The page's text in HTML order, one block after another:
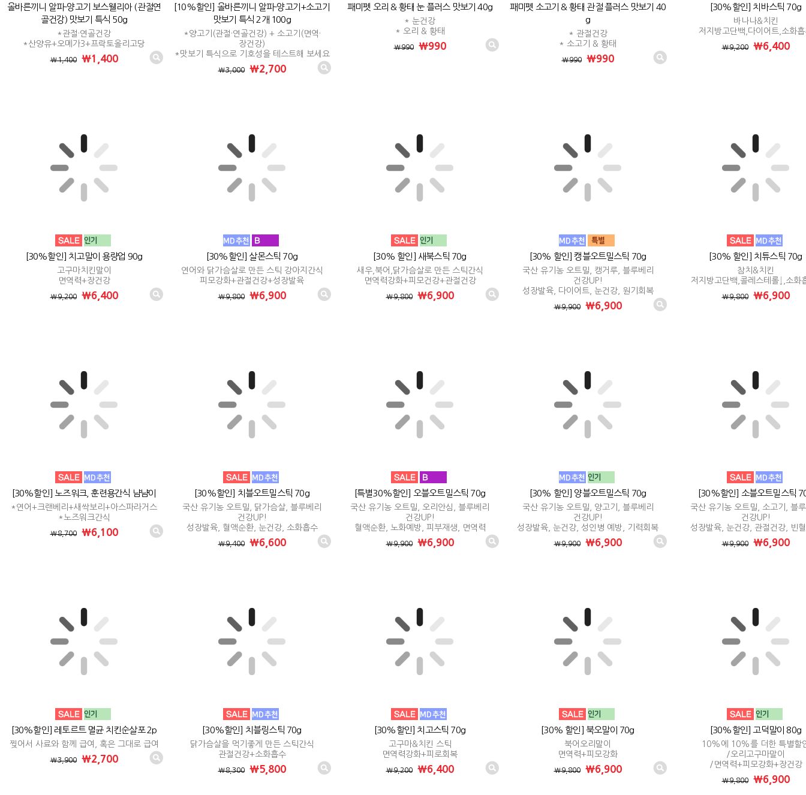
올바른끼니 알파-양고기 보스웰리아 (관절연
골건강) 맛보기 특식 50g
*관절·연골건강
*산양유+오메가3+프락토올리고당
₩1,400 ₩1,400
[10%할인] 올바른끼니 알파-양고기+소고기
맛보기 특식 2개 100g
*양고기(관절·연골건강) + 소고기(면역·
장건강)
*맛보기 특식으로 기호성을 테스트해 보세요
₩3,000 ₩2,700
패미펫 오리 & 황태 눈 플러스 맛보기 40g
* 눈건강
* 오리 & 황태
₩990 ₩990
패미펫 소고기 & 황태 관절 플러스 맛보기 40
g
* 관절건강
* 소고기 & 황태
₩990 ₩990
[30%할인] 치바스틱 70g
바나나&치킨
저지방고단백,다이어트,소화
₩9,200 ₩6,400
[30%할인] 치고말이 용량업 90g
고구마치킨말이
면역력+장건강
₩9,200 ₩6,400
[30%할인] 살몬스틱 70g
연어와 닭가슴살로 만든 스틱 강아지간식
피모강화+관절건강+성장발육
₩9,800 ₩6,900
[30% 할인] 새북스틱 70g
새우,북어,닭가슴살로 만든 스틱간식
면역력강화+피모건강+관절건강
₩9,800 ₩6,900
[30% 할인] 캥블오트밀스틱 70g
국산 유기농 오트밀, 캥거루, 블루베리
건강UP!
성장발육, 다이어트, 눈건강, 원기회복
₩9,900 ₩6,900
[30% 할인] 치튜스틱 70g
참치&치킨
저지방고단백,콜레스테롤↓,소화
₩9,800 ₩6,900
[30%할인] 노즈워크, 훈련용간식 냠냠이
*연어+크랜베리+새싹보리+아스파라거스
*노즈워크간식
₩8,700 ₩6,100
[30%할인] 치블오트밀스틱 70g
국산 유기농 오트밀, 닭가슴살, 블루베리
건강UP!
성장발육, 혈액순환, 눈건강, 소화흡수
₩9,400 ₩6,600
[특별30%할인] 오블오트밀스틱 70g
국산 유기농 오트밀, 오리안심, 블루베리
건강UP!
혈액순환, 노화예방, 피부재생, 면역력
₩9,900 ₩6,900
[30% 할인] 양블오트밀스틱 70g
국산 유기농 오트밀, 양고기, 블루베리
건강UP!
성장발육, 눈건강, 성인병 예방, 기력회복
₩9,900 ₩6,900
[30%할인] 소블오트밀스틱
국산 유기농 오트밀, 소고기, 블
건강UP!
성장발육, 눈건강, 관절건강, 빈
₩9,900 ₩6,900
[30%할인] 레토르트 멸균 치킨순살포 2p
찢어서 사료와 함께 급여, 혹은 그대로 급여
₩3,900 ₩2,700
[30%할인] 치블링스틱 70g
닭가슴살을 먹기좋게 만든 스틱간식
관절건강+소화흡수
₩8,300 ₩5,800
[30%할인] 치고스틱 70g
고구마&치킨 스틱
면역력강화+피로회복
₩9,200 ₩6,400
[30% 할인] 북오말이 70g
북어오리말이
면역력+피모강화
₩9,800 ₩6,900
[30%할인] 고덕말이 80g
10%에 10%를 더한 특별할
/오리고구마말이
/면역력+피모강화+장건강
₩9,800 ₩6,900